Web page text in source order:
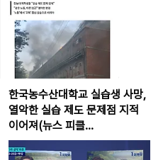
한국농수산대학교 실습생 사망,
열악한 실습 제도 문제점 지적
이어져(뉴스 피클
2025.05.23.)